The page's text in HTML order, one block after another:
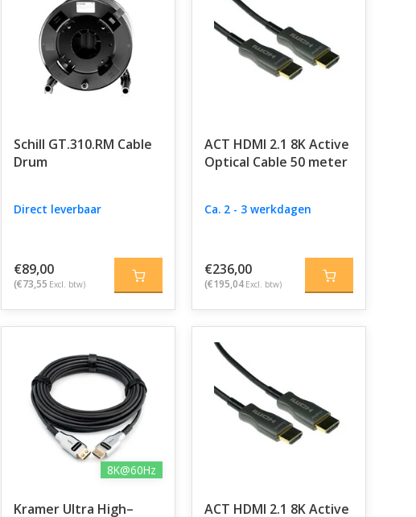
Schill GT.310.RM Cable
Drum
Direct leverbaar
€89,00
(€73,55 Excl. btw)
ACT HDMI 2.1 8K Active
Optical Cable 50 meter
Ca. 2 - 3 werkdagen
€236,00
(€195,04 Excl. btw)
8K@60Hz
Kramer Ultra High–
ACT HDMI 2.1 8K Active